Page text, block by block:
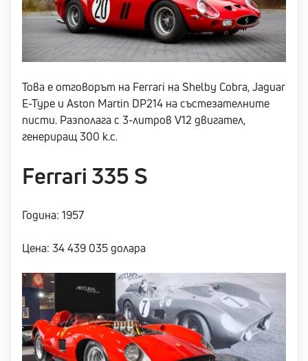
Това е отговорът на Ferrari на Shelby Cobra, Jaguar
E-Type и Aston Martin DP214 на състезателните
писти. Разполага с 3-литров V12 двигател,
генериращ 300 к.с.
Ferrari 335 S
Година: 1957
Цена: 34 439 035 долара